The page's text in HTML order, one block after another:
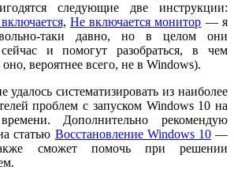
следующие две инструкции:
, Не включается монитор — я
таки давно, но в целом они
и помогут разобраться, в чем
вероятнее всего, не в Windows).
удалось систематизировать из наиболее
проблем с запуском Windows 10 на
Дополнительно рекомендую
статью Восстановление Windows 10—
сможет помочь при решении